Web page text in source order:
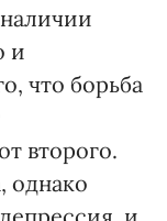
и
что борьба
второго.
однако